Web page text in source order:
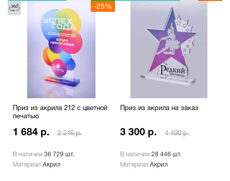
Приз из акрила 212 с цветной
печатью
1 684 р. 2 246 р.
В наличии:36 729 шт.
Материал:Акрил
-25%
Приз из акрила на заказ
3 300 р. 4 400 р.
В наличии:28 446 шт.
Материал:Акрил